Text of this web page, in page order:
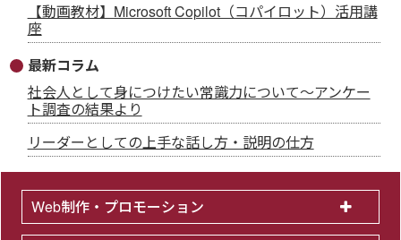
【動画教材】Microsoft Copilot（コパイロット）活用講
座
最新コラム
社会人として身につけたい常識力について～アンケー
ト調査の結果より
リーダーとしての上手な話し方・説明の仕方
Web制作・プロモーション